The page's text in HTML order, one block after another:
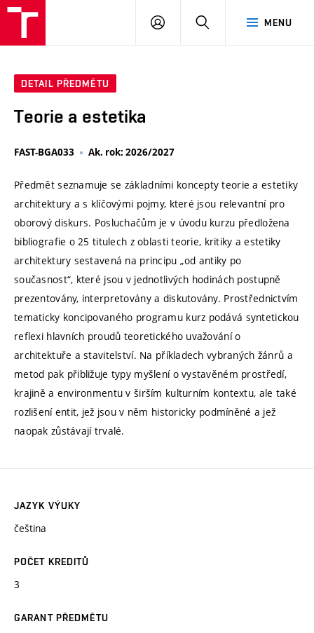
MENU
PŘIHLÁSIT
DETAIL PŘEDMĚTU
Teorie a estetika
FAST-BGA033 Ak. rok: 2026/2027
Předmět seznamuje se základními koncepty teorie a estetiky
architektury a s klíčovými pojmy, které jsou relevantní pro
oborový diskurs. Posluchačům je v úvodu kurzu předložena
bibliografie o 25 titulech z oblasti teorie, kritiky a estetiky
architektury sestavená na principu „od antiky po
současnost“, které jsou v jednotlivých hodinách postupně
prezentovány, interpretovány a diskutovány. Prostřednictvím
tematicky koncipovaného programu kurz podává syntetickou
reflexi hlavních proudů teoretického uvažování o
architektuře a stavitelství. Na příkladech vybraných žánrů a
metod pak přibližuje typy myšlení o vystavěném prostředí,
krajině a environmentu v širším kulturním kontextu, ale také
rozlišení entit, jež jsou v něm historicky podmíněné a jež
naopak zůstávají trvalé.
JAZYK VÝUKY
čeština
POČET KREDITŮ
3
GARANT PŘEDMĚTU